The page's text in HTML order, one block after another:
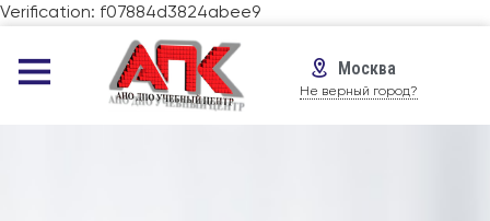
Verification: f07884d3824abee9
Москва
Не верный город?